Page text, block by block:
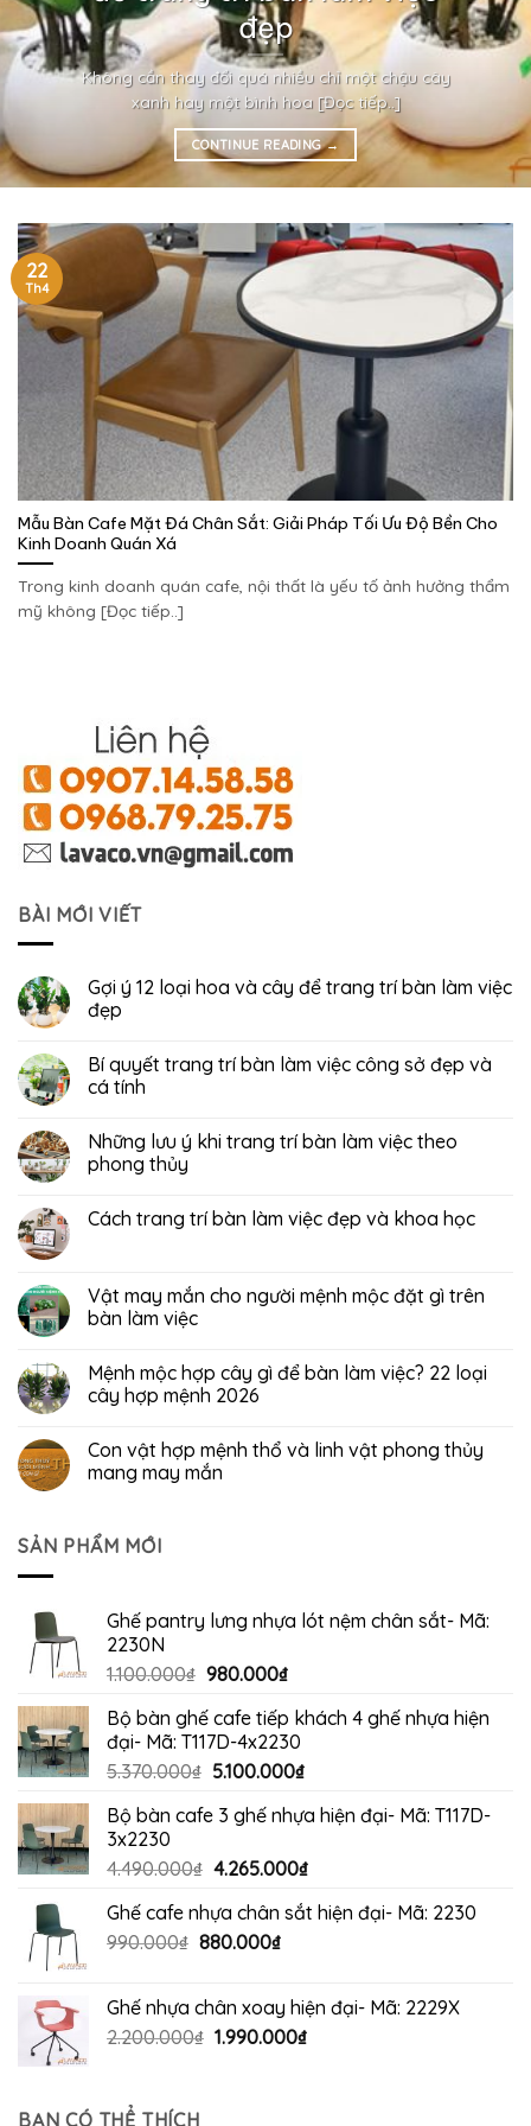
đẹp
Không cần thay đổi quá nhiều chỉ một chậu cây
xanh hay một bình hoa [Đọc tiếp..]
CONTINUE READING→
Mẫu Bàn Cafe Mặt Đá Chân Sắt: Giải Pháp Tối Ưu Độ Bền Cho
Kinh Doanh Quán Xá
Trong kinh doanh quán cafe, nội thất là yếu tố ảnh hưởng thẩm
mỹ không [Đọc tiếp..]
22
Th4
BÀI MỚI VIẾT
Gợi ý 12 loại hoa và cây để trang trí bàn làm việc
đẹp
Bí quyết trang trí bàn làm việc công sở đẹp và
cá tính
Những lưu ý khi trang trí bàn làm việc theo
phong thủy
Cách trang trí bàn làm việc đẹp và khoa học
Vật may mắn cho người mệnh mộc đặt gì trên
bàn làm việc
Mệnh mộc hợp cây gì để bàn làm việc? 22 loại
cây hợp mệnh 2026
Con vật hợp mệnh thổ và linh vật phong thủy
mang may mắn
SẢN PHẨM MỚI
Ghế pantry lưng nhựa lót nệm chân sắt- Mã:
2230N
1.100.000₫ Giá
là:
1.100.000₫.
980.000₫Giá
tại
là:
980.000₫.
Bộ bàn ghế cafe tiếp khách 4 ghế nhựa hiện
đại- Mã: T117D-4x2230
5.370.000₫ Giá
là:
5.100.000₫Giá
tại
5.100.000₫.
Bộ bàn cafe 3 ghế nhựa hiện đại- Mã: T117D-
3x2230
4.490.000₫ Giá
là:
4.490.000₫.
4.265.000₫Giá
tại
Ghế cafe nhựa chân sắt hiện đại- Mã: 2230
990.000₫ Giá
990.000₫.
880.000₫Giá
là:
880.000₫.
Ghế nhựa chân xoay hiện đại- Mã: 2229X
2.200.000₫ Giá
1.990.000₫Giá
BẠN CÓ THỂ THÍCH